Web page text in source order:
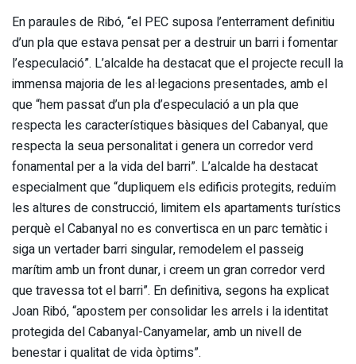
En paraules de Ribó, “el PEC suposa l’enterrament definitiu
d’un pla que estava pensat per a destruir un barri i fomentar
l’especulació”. L’alcalde ha destacat que el projecte recull la
immensa majoria de les al·legacions presentades, amb el
que “hem passat d’un pla d’especulació a un pla que
respecta les característiques bàsiques del Cabanyal, que
respecta la seua personalitat i genera un corredor verd
fonamental per a la vida del barri”. L’alcalde ha destacat
especialment que “dupliquem els edificis protegits, reduïm
les altures de construcció, limitem els apartaments turístics
perquè el Cabanyal no es convertisca en un parc temàtic i
siga un vertader barri singular, remodelem el passeig
marítim amb un front dunar, i creem un gran corredor verd
que travessa tot el barri”. En definitiva, segons ha explicat
Joan Ribó, “apostem per consolidar les arrels i la identitat
protegida del Cabanyal-Canyamelar, amb un nivell de
benestar i qualitat de vida òptims”.